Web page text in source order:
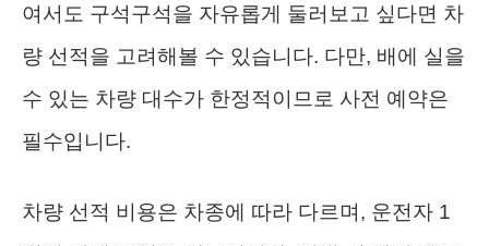
여서도 구석구석을 자유롭게 둘러보고 싶다면 차
량 선적을 고려해볼 수 있습니다. 다만, 배에 실을
수 있는 차량 대수가 한정적이므로 사전 예약은
필수입니다.
차량 선적 비용은 차종에 따라 다르며, 운전자 1